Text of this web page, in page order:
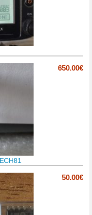
650.00€
50.00€